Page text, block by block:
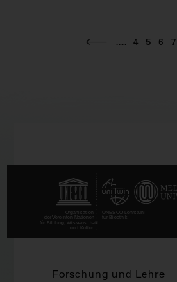
.... 4 5 6 7
Forschung und Lehre